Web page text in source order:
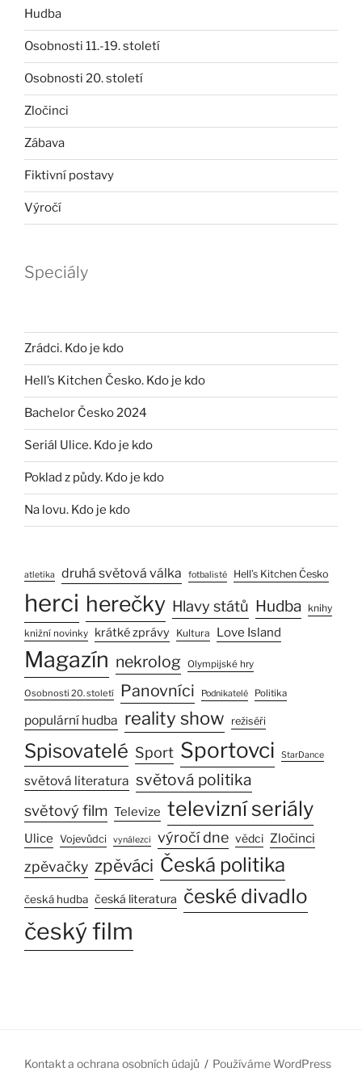
Hudba
Osobnosti 11.-19. století
Osobnosti 20. století
Zločinci
Zábava
Fiktivní postavy
Výročí
Speciály
Zrádci. Kdo je kdo
Hell’s Kitchen Česko. Kdo je kdo
Bachelor Česko 2024
Seriál Ulice. Kdo je kdo
Poklad z půdy. Kdo je kdo
Na lovu. Kdo je kdo
atletika druhá světová válka fotbalisté Hell’s Kitchen Česko
herci herečky Hlavy států Hudba knihy
knižní novinky krátké zprávy Kultura Love Island
Magazín nekrolog Olympijské hry
Osobnosti 20. století Panovníci Podnikatelé Politika
populární hudba reality show režiséři
Spisovatelé Sport Sportovci StarDance
světová literatura světová politika
světový film Televize televizní seriály
Ulice Vojevůdci vynálezci výročí dne vědci Zločinci
zpěvačky zpěváci Česká politika
česká hudba česká literatura české divadlo
český film
Kontakt a ochrana osobních údajů Používáme WordPress